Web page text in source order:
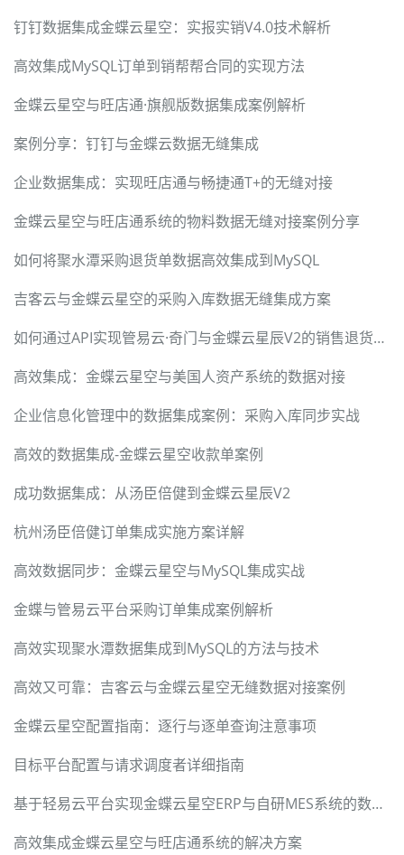
钉钉数据集成金蝶云星空：实报实销V4.0技术解析
高效集成MySQL订单到销帮帮合同的实现方法
金蝶云星空与旺店通·旗舰版数据集成案例解析
案例分享：钉钉与金蝶云数据无缝集成
企业数据集成：实现旺店通与畅捷通T+的无缝对接
金蝶云星空与旺店通系统的物料数据无缝对接案例分享
如何将聚水潭采购退货单数据高效集成到MySQL
吉客云与金蝶云星空的采购入库数据无缝集成方案
如何通过API实现管易云·奇门与金蝶云星辰V2的销售退货数据集成
高效集成：金蝶云星空与美国人资产系统的数据对接
企业信息化管理中的数据集成案例：采购入库同步实战
高效的数据集成-金蝶云星空收款单案例
成功数据集成：从汤臣倍健到金蝶云星辰V2
杭州汤臣倍健订单集成实施方案详解
高效数据同步：金蝶云星空与MySQL集成实战
金蝶与管易云平台采购订单集成案例解析
高效实现聚水潭数据集成到MySQL的方法与技术
高效又可靠：吉客云与金蝶云星空无缝数据对接案例
金蝶云星空配置指南：逐行与逐单查询注意事项
目标平台配置与请求调度者详细指南
基于轻易云平台实现金蝶云星空ERP与自研MES系统的数据集成
高效集成金蝶云星空与旺店通系统的解决方案